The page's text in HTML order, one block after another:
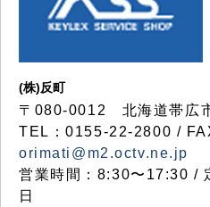
(株)反町
〒080-0012 北海道帯広
TEL：0155-22-2800 /
orimati@m2.octv.ne.jp
営業時間：8:30〜17:30 /
日